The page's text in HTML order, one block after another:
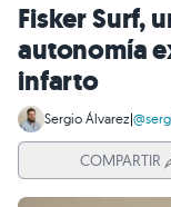
Fisker Surf,
autonomía
infarto
Sergio Álvarez|
COMPARTIR